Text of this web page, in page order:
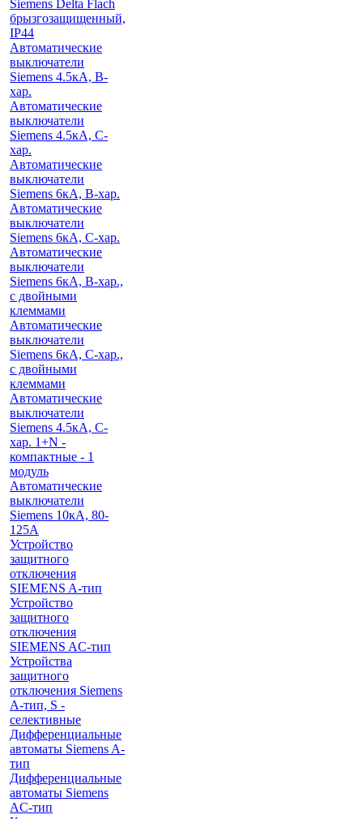
Siemens Delta Flach
брызгозащищенный,
IP44
Автоматические
выключатели
Siemens 4.5кА, B-
хар.
Автоматические
выключатели
Siemens 4.5кА, C-
хар.
Автоматические
выключатели
Siemens 6кА, B-хар.
Автоматические
выключатели
Siemens 6кА, С-хар.
Автоматические
выключатели
Siemens 6кА, B-хар.,
с двойными
клеммами
Автоматические
выключатели
Siemens 6кА, C-хар.,
с двойными
клеммами
Автоматические
выключатели
Siemens 4.5кА, C-
хар. 1+N -
компактные - 1
модуль
Автоматические
выключатели
Siemens 10кА, 80-
125A
Устройство
защитного
отключения
SIEMENS A-тип
Устройство
защитного
отключения
SIEMENS AС-тип
Устройства
защитного
отключения Siemens
A-тип, S -
селективные
Дифференциальные
автоматы Siemens A-
тип
Дифференциальные
автоматы Siemens
AС-тип